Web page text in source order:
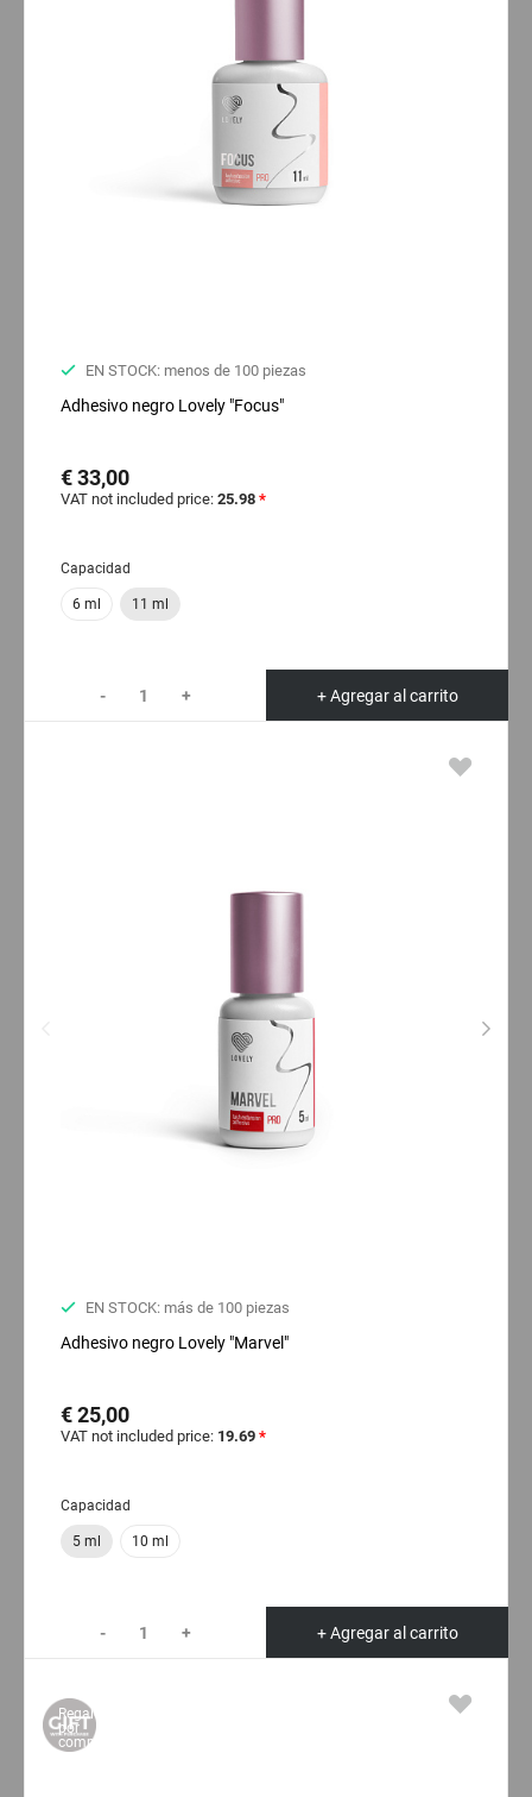
EN STOCK: menos de 100 piezas
Adhesivo negro Lovely "Focus"
€ 33,00
VAT not included price: 25.98 *
Capacidad
6 ml 11 ml
- + + Agregar al carrito
EN STOCK: más de 100 piezas
Adhesivo negro Lovely "Marvel"
€ 25,00
VAT not included price: 19.69 *
Capacidad
5 ml 10 ml
- + + Agregar al carrito
Regalo
por
compra